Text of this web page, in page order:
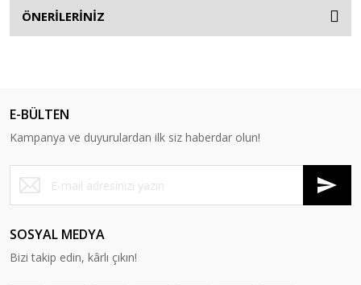
ÖNERİLERİNİZ
E-BÜLTEN
Kampanya ve duyurulardan ilk siz haberdar olun!
SOSYAL MEDYA
Bizi takip edin, kârlı çıkın!